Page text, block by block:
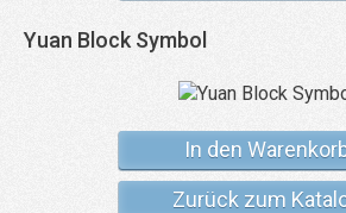
Yuan Block Symbol
In den
Zurück zum